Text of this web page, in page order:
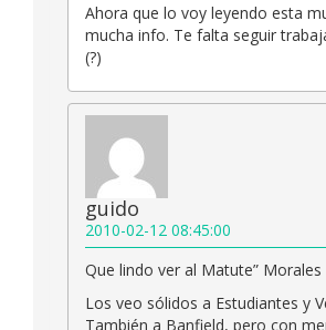
Ahora que lo voy leyendo esta
mucha info. Te falta seguir
(?)
guido
2010-02-12 08:45:00
Que lindo ver al Matute” Morales
Los veo sólidos a Estudiantes y
También a Banfield, pero con